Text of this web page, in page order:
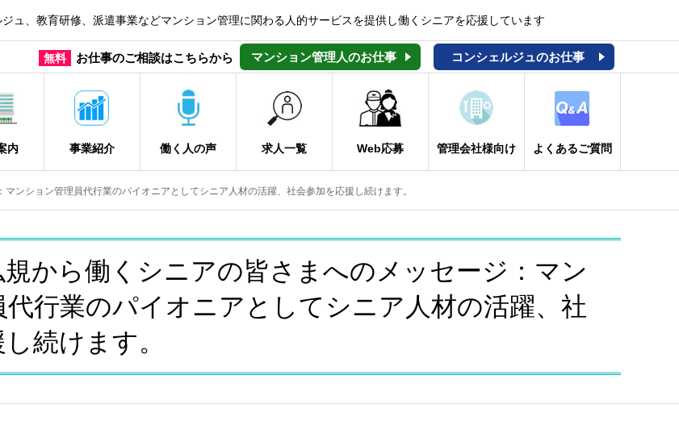
ュ、教育研修、派遣事業などマンション管理に関わる人的サービスを提供し働くシニアを応援しています
無料 お仕事のご相談はこちらから マンション管理人のお仕事 コンシェルジュのお仕事
内 事業紹介 働く人の声 求人一覧 Web応募 管理会社様向け よくあるご質問
ンション管理員代行業のパイオニアとしてシニア人材の活躍、社会参加を応援し続けます。
から働くシニアの皆さまへのメッセージ：マン
代行業のパイオニアとしてシニア人材の活躍、社
続けます。